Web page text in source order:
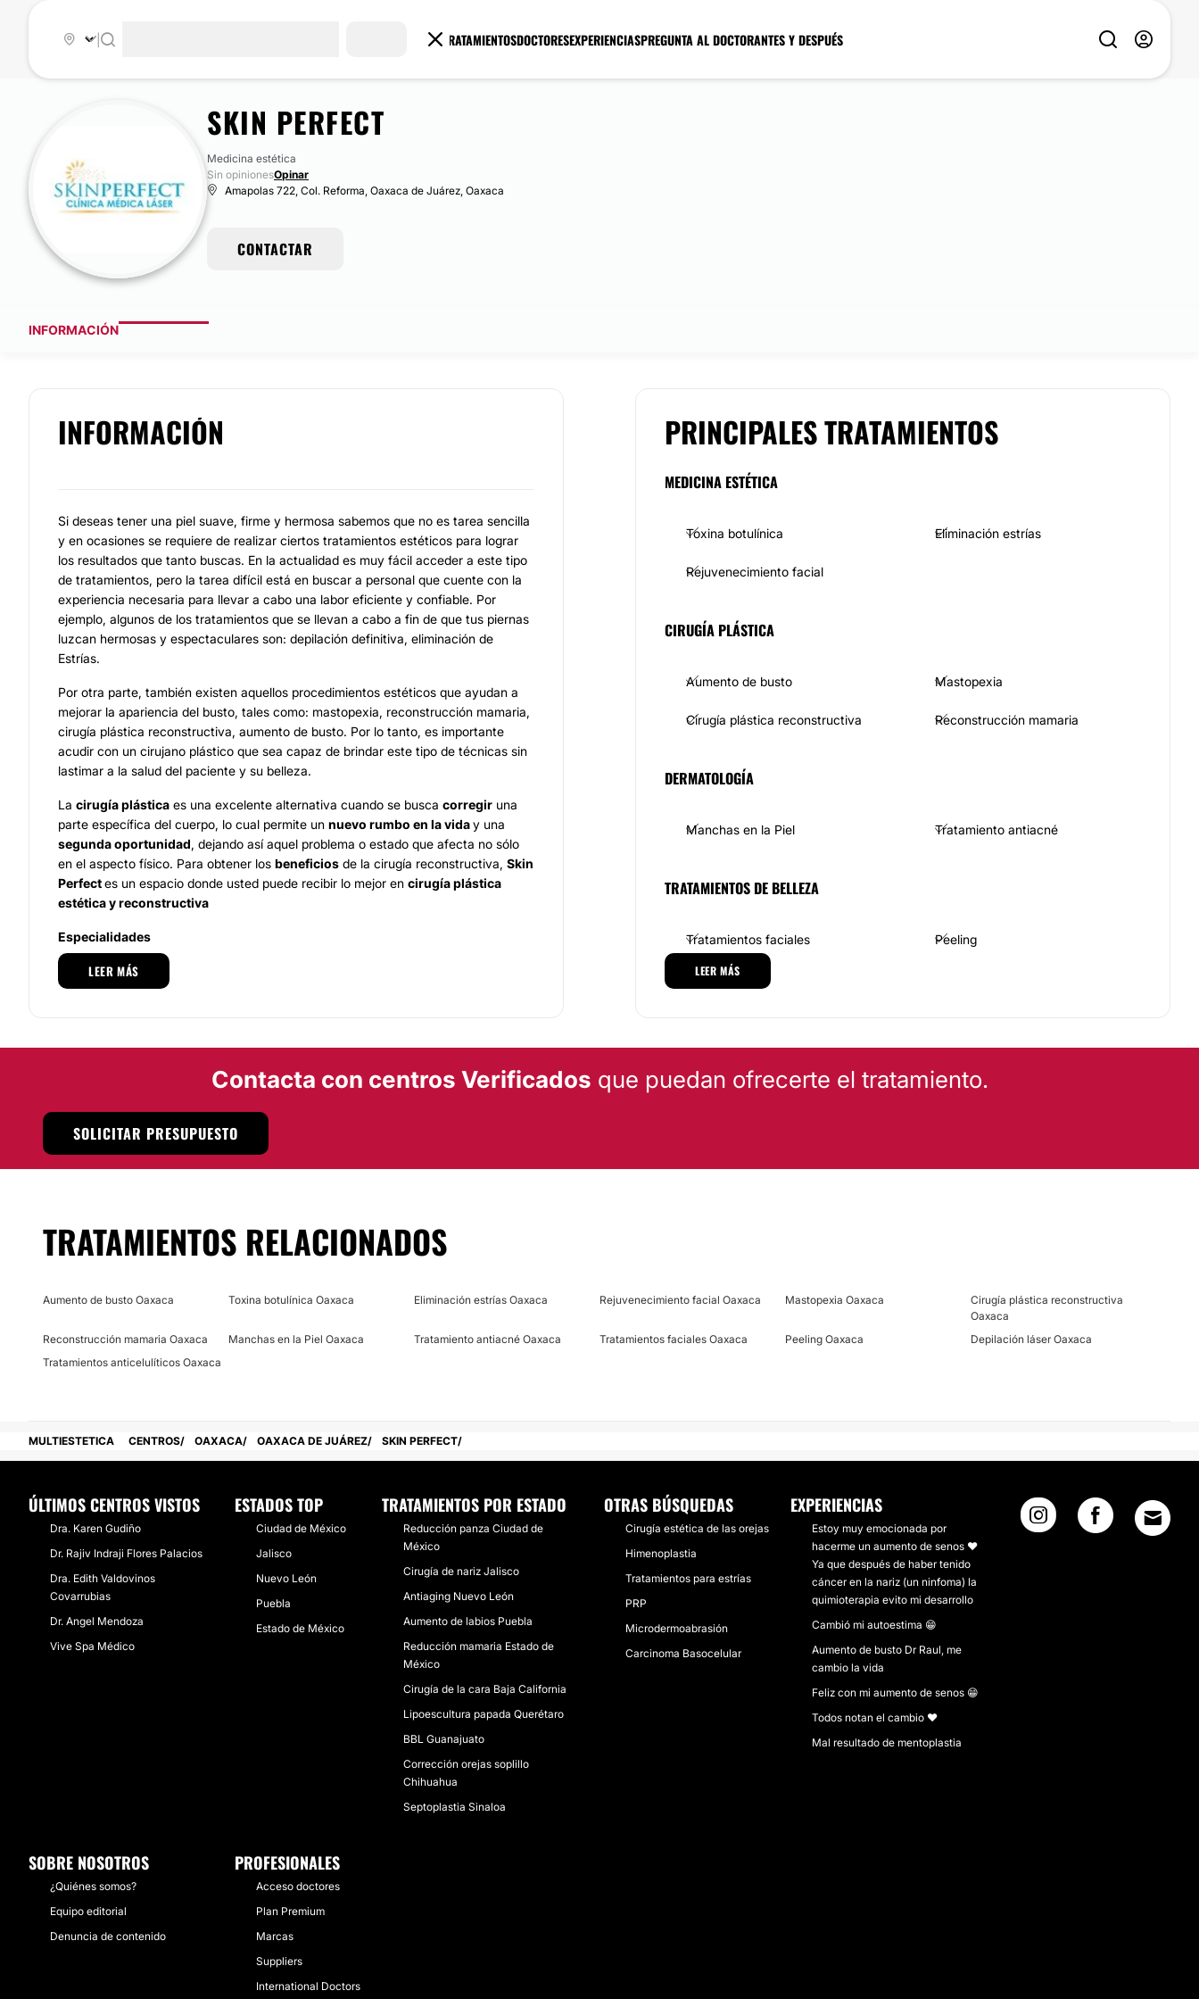
TRATAMIENTOSDOCTORESEXPERIENCIASPREGUNTA AL DOCTORANTES Y DESPUÉS
SKIN PERFECT
Medicina estética
Sin opinionesOpinar
Amapolas 722, Col. Reforma, Oaxaca de Juárez, Oaxaca
CONTACTAR
INFORMACIÓN
INFORMACIÓN
Si deseas tener una piel suave, firme y hermosa sabemos que no es tarea sencilla
y en ocasiones se requiere de realizar ciertos tratamientos estéticos para lograr
los resultados que tanto buscas. En la actualidad es muy fácil acceder a este tipo
de tratamientos, pero la tarea difícil está en buscar a personal que cuente con la
experiencia necesaria para llevar a cabo una labor eficiente y confiable. Por
ejemplo, algunos de los tratamientos que se llevan a cabo a fin de que tus piernas
luzcan hermosas y espectaculares son: depilación definitiva, eliminación de
Estrías.
Por otra parte, también existen aquellos procedimientos estéticos que ayudan a
mejorar la apariencia del busto, tales como: mastopexia, reconstrucción mamaria,
cirugía plástica reconstructiva, aumento de busto. Por lo tanto, es importante
acudir con un cirujano plástico que sea capaz de brindar este tipo de técnicas sin
lastimar a la salud del paciente y su belleza.
La cirugía plástica es una excelente alternativa cuando se busca corregir una
parte específica del cuerpo, lo cual permite un nuevo rumbo en la viday una
segunda oportunidad, dejando así aquel problema o estado que afecta no sólo
en el aspecto físico. Para obtener los beneficios de la cirugía reconstructiva, Skin
Perfectes un espacio donde usted puede recibir lo mejor en cirugía plástica
estética y reconstructiva
Especialidades
Los servicios que se encarga
lo que sonprocedimientos quirúrgicos en el área estética y reconstructiva
reconstructiva, Depilación permanente, Rejuvenecimiento facial, Tratamiento para
estrías, Aumento mamario estético, Aumento mamario reconstructivo,
Se compone de excelentecapital humano
Localización
Posibilidad de videoconsulta:
Financiación o facilidades de pago:
LEER MÁS
PRINCIPALES TRATAMIENTOS
MEDICINA ESTÉTICA
Toxina botulínica Eliminación estrías
Rejuvenecimiento facial
CIRUGÍA PLÁSTICA
Aumento de busto Mastopexia
Cirugía plástica reconstructiva Reconstrucción mamaria
DERMATOLOGÍA
Manchas en la Piel Tratamiento antiacné
TRATAMIENTOS DE BELLEZA
Tratamientos faciales Peeling
Depilación láser
LEER MÁS
Contacta con centros Verificados que puedan ofrecerte el tratamiento.
SOLICITAR PRESUPUESTO
TRATAMIENTOS RELACIONADOS
Aumento de busto Oaxaca Toxina botulínica Oaxaca Eliminación estrías Oaxaca Rejuvenecimiento facial Oaxaca Mastopexia Oaxaca
Cirugía plástica reconstructiva
Oaxaca
Reconstrucción mamaria Oaxaca
Manchas en la Piel Oaxaca Tratamiento antiacné Oaxaca Tratamientos faciales Oaxaca Peeling Oaxaca
Depilación láser Oaxaca
Tratamientos anticelulíticos Oaxaca
MULTIESTETICA CENTROS OAXACA OAXACA DE JUÁREZ SKIN PERFECT
ÚLTIMOS CENTROS VISTOS
Dra. Karen Gudiño
Dr. Rajiv Indraji Flores Palacios
Dra. Edith Valdovinos
Covarrubias
Dr. Angel Mendoza
Vive Spa Médico
ESTADOS TOP
Ciudad de México
Jalisco
Nuevo León
Puebla
Estado de México
TRATAMIENTOS POR ESTADO
Reducción panza Ciudad de
México
Cirugía de nariz Jalisco
Antiaging Nuevo León
Aumento de labios Puebla
Reducción mamaria Estado de
México
Cirugía de la cara Baja California
Lipoescultura papada Querétaro
BBL Guanajuato
Corrección orejas soplillo
Chihuahua
Septoplastia Sinaloa
OTRAS BÚSQUEDAS
Cirugía estética de las orejas
Himenoplastia
Tratamientos para estrías
PRP
Microdermoabrasión
Carcinoma Basocelular
EXPERIENCIAS
Estoy muy emocionada por
hacerme un aumento de senos ❤️
Ya que después de haber tenido
cáncer en la nariz (un ninfoma) la
quimioterapia evito mi desarrollo
Cambió mi autoestima 😁
Aumento de busto Dr Raul, me
cambio la vida
Feliz con mi aumento de senos 😁
Todos notan el cambio ❤️
Mal resultado de mentoplastia
SOBRE NOSOTROS
¿Quiénes somos?
Equipo editorial
Denuncia de contenido
PROFESIONALES
Acceso doctores
Plan Premium
Marcas
Suppliers
International Doctors